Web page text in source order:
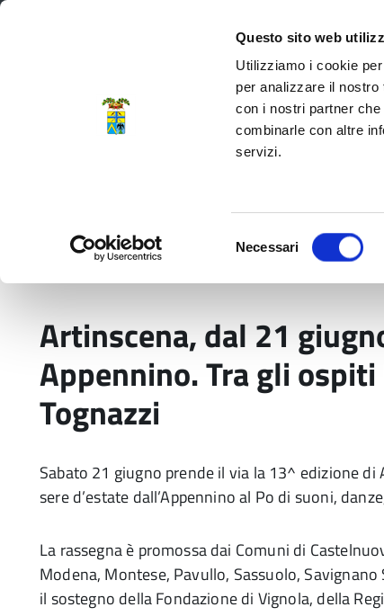
Questo sito web
Utilizziamo i cookie
per analizzare il
con i nostri partner
combinarle con altre
servizi.
Necessari
Provincia di
Artinscena, dal 21
Appennino. Tra gli
Tognazzi
Sabato 21 giugno prende il via la 13^ edizione di
sere d’estate dall’Appennino al Po di suoni,
La rassegna è promossa dai Comuni di
Modena, Montese, Pavullo, Sassuolo,
il sostegno della Fondazione di Vignola, della